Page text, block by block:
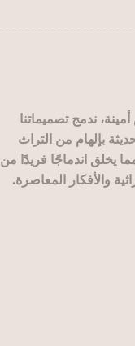
ندمج تصميماتنا
بإلهام من التراث
يخلق اندماجًا فريدًا من
والأفكار المعاصرة.